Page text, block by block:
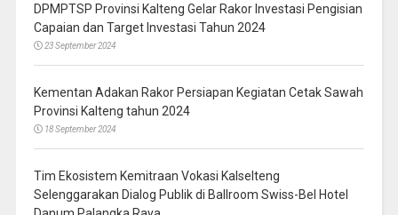
DPMPTSP Provinsi Kalteng Gelar Rakor Investasi Pengisian
Capaian dan Target Investasi Tahun 2024
23 September 2024
Kementan Adakan Rakor Persiapan Kegiatan Cetak Sawah
Provinsi Kalteng tahun 2024
18 September 2024
Tim Ekosistem Kemitraan Vokasi Kalselteng
Selenggarakan Dialog Publik di Ballroom Swiss-Bel Hotel